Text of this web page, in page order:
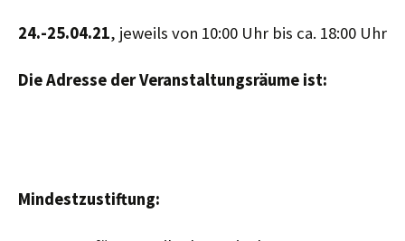
24.-25.04.21, jeweils von 10:00 Uhr bis ca. 18:00 Uhr
Die Adresse der Veranstaltungsräume ist:
Mindestzustiftung: